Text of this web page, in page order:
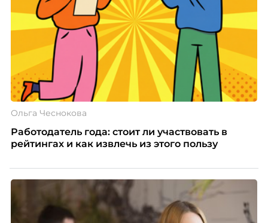
Ольга Чеснокова
Работодатель года: стоит ли участвовать в
рейтингах и как извлечь из этого пользу